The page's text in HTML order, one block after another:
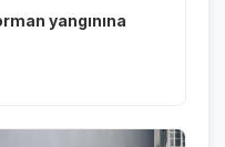
yangınına